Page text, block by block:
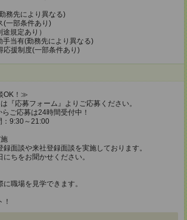
務先により異なる)
(一部条件あり)
途規定あり）
手当有(勤務先により異なる)
援制度(一部条件あり)
OK！≫
『応募フォーム』よりご応募ください。
応募は24時間受付中！
9:30～21:00
面談や来社登録面談を実施しております。
ちをお聞かせください。
職場を見学できます。
！